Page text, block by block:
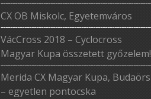
CX OB Miskolc, Egyetemváros
VácCross 2018 – Cyclocross
Magyar Kupa összetett győzelem!
Merida CX Magyar Kupa, Budaörs
– egyetlen pontocska